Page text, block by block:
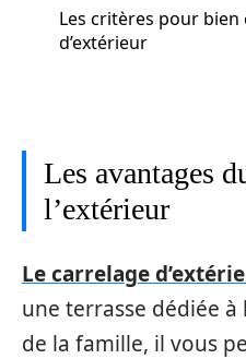
Les critères pour
d’extérieur
Les avantages
l’extérieur
Le carrelage
une terrasse dédiée à
de la famille, il vous